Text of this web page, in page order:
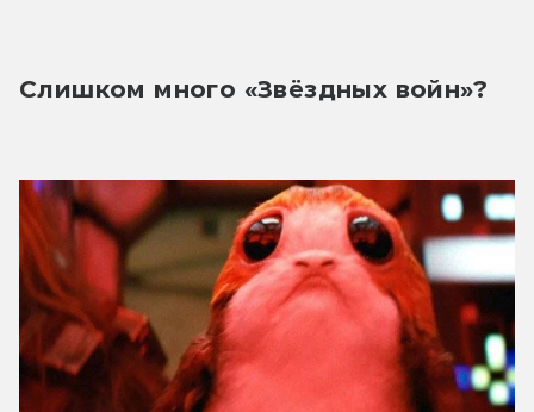
Слишком много «Звёздных войн»?